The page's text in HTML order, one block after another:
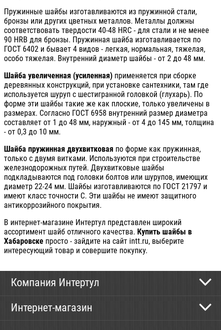
Пружинные шайбы изготавливаются из пружинной стали,
бронзы или других цветных металлов. Металлы должны
соответствовать твердости 40-48 HRC - для стали и не менее
90 HRB для бронзы. Пружинная шайба изготавливается по
ГОСТ 6402 и бывает 4 видов - легкая, нормальная, тяжелая,
особо тяжелая. Внутренний диаметр шайбы - от 2 до 48 мм.
Шайба увеличенная (усиленная) применяется при сборке
деревянных конструкций, при установке сантехники, там где
используется шуруп с шестигранной головкой (глухарь). По
форме эти шайбы такие же как плоские, только увеличены в
размерах. Согласно ГОСТ 6958 внутренний размер диаметра
составляет от 1 до 48 мм, наружный - от 4 до 145 мм, толщина
- от 0,3 до 10 мм.
Шайба пружинная двухвитковая по форме как пружинная,
только с двумя витками. Используются при строительстве
железнодорожных путей. Двухвитковые шайбы
подкладываются под головки болтов или шурупов, имеющих
диаметр 22-24 мм. Шайбы изготавливаются по ГОСТ 21797 и
имеют класс точности С. Эти шайбы не имеют защитного
антикоррозийного покрытия.
В интернет-магазине Интертул представлен широкий
ассортимент шайб отличного качества. Купить шайбы в
Хабаровске просто - зайдите на сайт intt.ru, выберите
интересующий товар и совершите покупку.
Компания Интертул
Новости
Интернет-магазин